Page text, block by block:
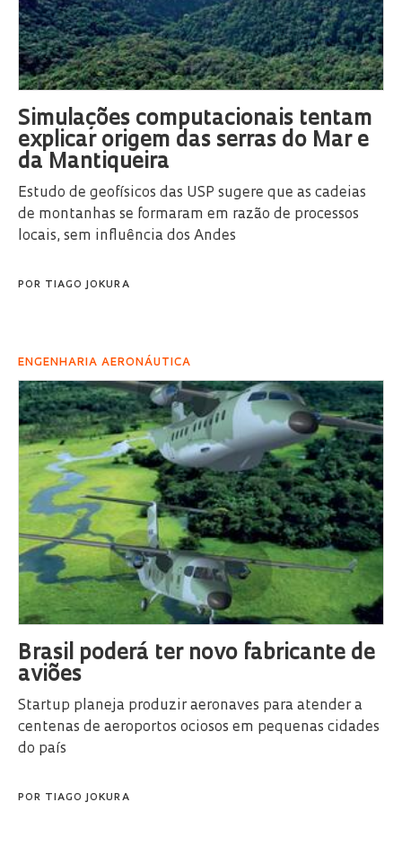
Simulações computacionais tentam
explicar origem das serras do Mar e
da Mantiqueira
Estudo de geofísicos das USP sugere que as cadeias
de montanhas se formaram em razão de processos
locais, sem influência dos Andes
POR TIAGO JOKURA
ENGENHARIA AERONÁUTICA
Brasil poderá ter novo fabricante de
aviões
Startup planeja produzir aeronaves para atender a
centenas de aeroportos ociosos em pequenas cidades
do país
POR TIAGO JOKURA